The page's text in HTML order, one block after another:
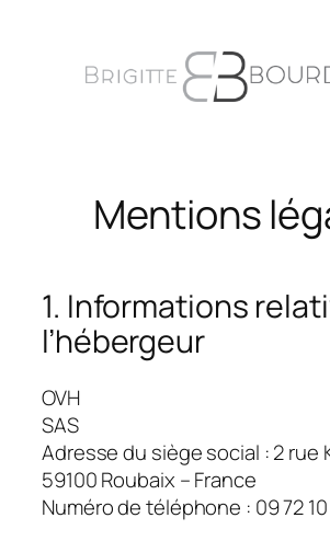
contenu
Mentions
1. Informations
l’hébergeur
OVH
SAS
Adresse du siège social : 2 rue
59100 Roubaix – France
Numéro de téléphone : 09 72 10